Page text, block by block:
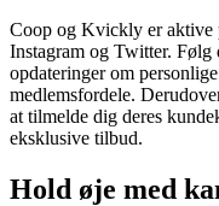
Coop og Kvickly er aktive
Instagram og Twitter.
opdateringer om
medlemsfordele.
at tilmelde dig deres
eksklusive tilbud.
Hold øje med